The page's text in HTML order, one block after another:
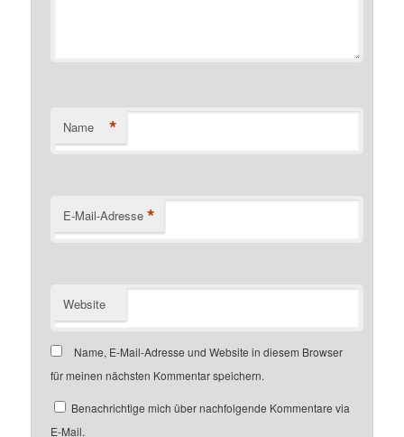
Name *
E-Mail-Adresse *
Website
Name, E-Mail-Adresse und Website in diesem Browser
für meinen nächsten Kommentar speichern.
Benachrichtige mich über nachfolgende Kommentare via
E-Mail.